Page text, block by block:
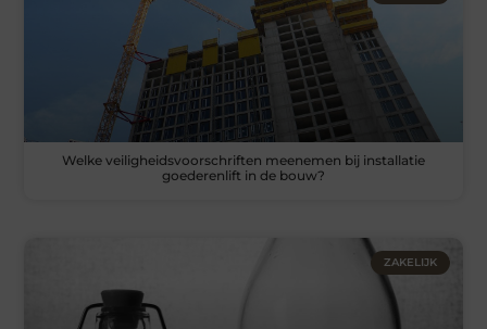
Welke veiligheidsvoorschriften meenemen bij installatie
goederenlift in de bouw?
ZAKELIJK